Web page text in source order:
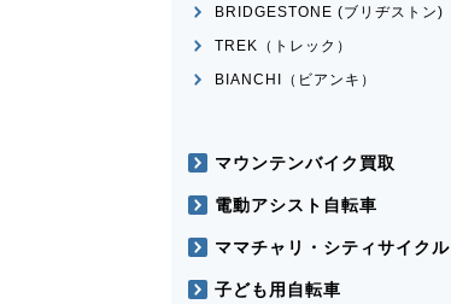
BRIDGESTONE (ブリヂストン)
TREK（トレック）
BIANCHI（ビアンキ）
マウンテンバイク買取
電動アシスト自転車
ママチャリ・シティサイクル
子ども用自転車